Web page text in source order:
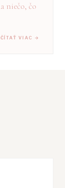
niečo, čo
ČÍTAŤ VIAC →